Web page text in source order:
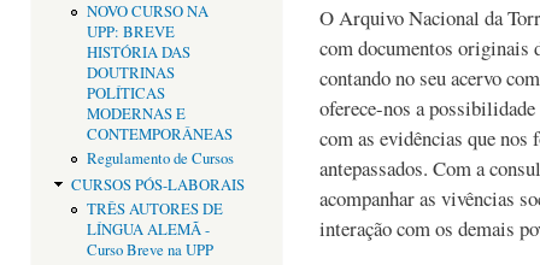
NOVO CURSO NA
UPP: BREVE
HISTÓRIA DAS
DOUTRINAS
POLÍTICAS
MODERNAS E
CONTEMPORÂNEAS
Regulamento de Cursos
CURSOS PÓS-LABORAIS
TRÊS AUTORES DE
LÍNGUA ALEMÃ -
Curso Breve na UPP
O Arquivo Nacional da
com documentos originais
contando no seu acervo
oferece-nos a
com as evidências que nos
antepassados. Com a
acompanhar as vivências
interação com os demais